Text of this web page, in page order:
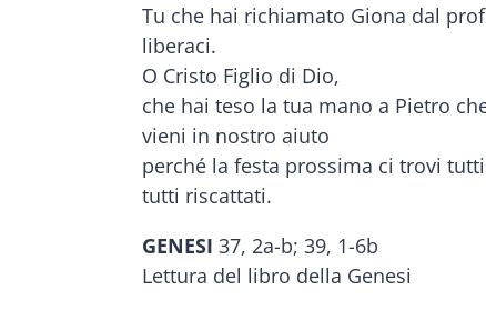
Tu che hai richiamato Giona dal
liberaci.
O Cristo Figlio di Dio,
che hai teso la tua mano a Pietro
vieni in nostro aiuto
perché la festa prossima ci trovi
tutti riscattati.
GENESI 37, 2a-b; 39, 1-6b
Lettura del libro della Genesi